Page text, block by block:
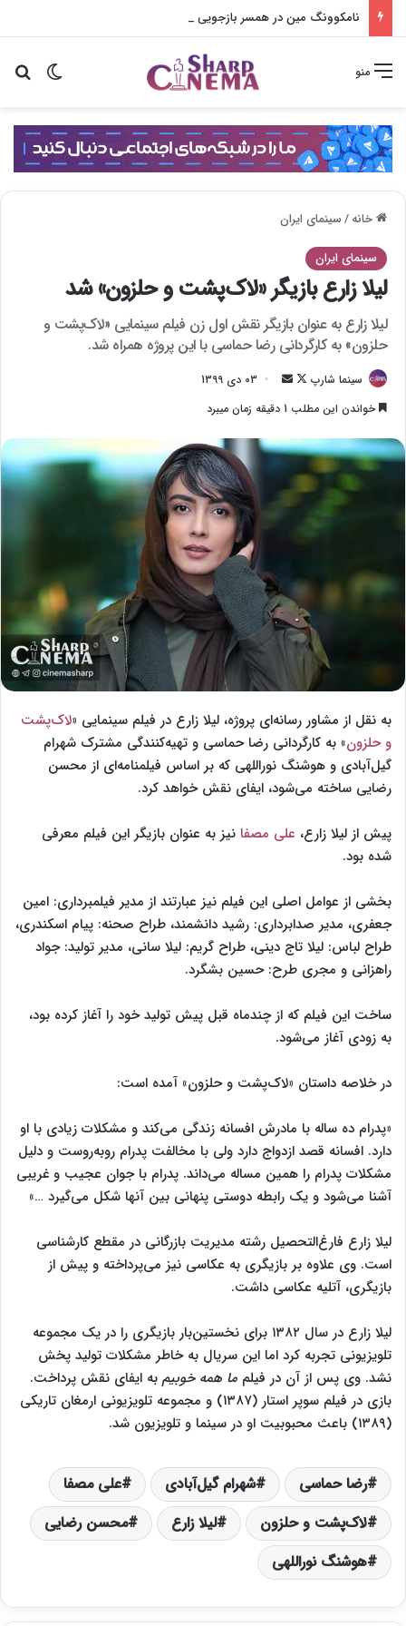
نامکوونگ مین در همسر بازجویی سختی از لی سانگ هی می‌کند
تغییر منو
خانه/سینمای ایران
سینمای ایران
لیلا زارع بازیگر «لاک‌پشت و حلزون» شد
لیلا زارع به عنوان بازیگر نقش اول زن فیلم سینمایی «لاک‌پشت و
حلزون» به کارگردانی رضا حماسی با این پروژه همراه شد.
سینما شارپ
F
l
w
o
ا
ل
ا
ل
03 دی 1399
خواندن این مطلب 1 دقیقه زمان میبرد
به نقل از مشاور رسانه‌ای پروژه، لیلا زارع در فیلم سینمایی «لاک‌پشت
و حلزون» به کارگردانی رضا حماسی و تهیه‌کنندگی مشترک شهرام
گیل‌آبادی و هوشنگ نوراللهی که بر اساس فیلمنامه‌ای از محسن
رضایی ساخته می‌شود، ایفای نقش خواهد کرد.
پیش از لیلا زارع، علی مصفا نیز به عنوان بازیگر این فیلم معرفی
شده بود.
بخشی از عوامل اصلی این فیلم نیز عبارتند از مدیر فیلمبرداری: امین
جعفری، مدیر صدابرداری: رشید دانشمند، طراح صحنه: پیام اسکندری،
طراح لباس: لیلا تاج دینی، طراح گریم: لیلا سانی، مدیر تولید: جواد
راهزانی و مجری طرح: حسین بشگرد.
ساخت این فیلم که از چندماه قبل پیش تولید خود را آغاز کرده بود،
به زودی آغاز می‌شود.
در خلاصه داستان «لاک‌پشت و حلزون» آمده است:
«پدرام ده ساله با مادرش افسانه زندگی می‌کند و مشکلات زیادی با او
دارد. افسانه قصد ازدواج دارد ولی با مخالفت پدرام روبه‌روست و دلیل
مشکلات پدرام را همین مساله می‌داند. پدرام با جوان عجیب و غریبی
آشنا می‌شود و یک رابطه دوستی پنهانی بین آنها شکل می‌گیرد …»
لیلا زارع فارغ‌التحصیل رشته مدیریت بازرگانی در مقطع کارشناسی
است. وی علاوه بر بازیگری به عکاسی نیز می‌پرداخته و پیش از
بازیگری، آتلیه عکاسی داشت.
لیلا زارع در سال ۱۳۸۲ برای نخستین‌بار بازیگری را در یک مجموعه
تلویزیونی تجربه کرد اما این سریال به خاطر مشکلات تولید پخش
نشد. وی پس از آن در فیلم ما همه خوبیمبه ایفای نقش پرداخت.
بازی در فیلم سوپر استار (۱۳۸۷) و مجموعه تلویزیونی ارمغان تاریکی
(۱۳۸۹) باعث محبوبیت او در سینما و تلویزیون شد.
رضا حماسی شهرام گیل‌آبادی
علی مصفا
لاک‌پشت و حلزون
لیلا زارع
محسن رضایی
هوشنگ نوراللهی